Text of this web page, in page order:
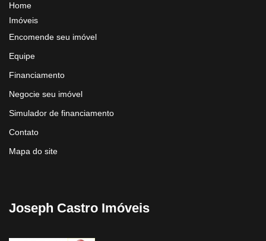
Home
Imóveis
Encomende seu imóvel
Equipe
Financiamento
Negocie seu imóvel
Simulador de financiamento
Contato
Mapa do site
Joseph Castro Imóveis